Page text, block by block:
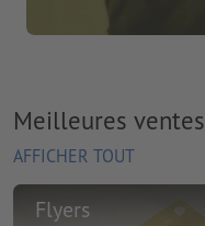
Meilleures ventes
AFFICHER TOUT
Flyers